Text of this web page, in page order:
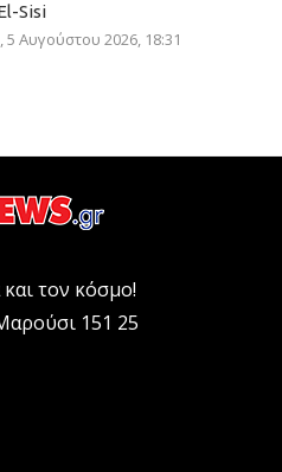
Sisi
5 Αυγούστου 2026, 18:31
τον κόσμο!
151 25